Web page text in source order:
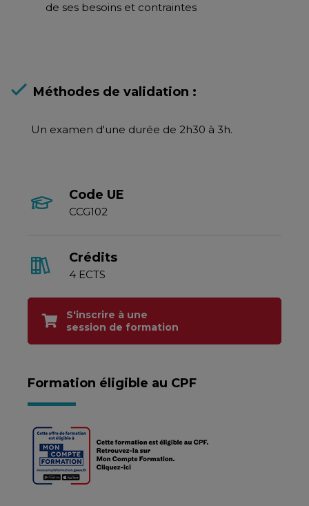
de ses besoins et contraintes
Méthodes de validation :
Un examen d'une durée de 2h30 à 3h.
Code UE
CCG102
Crédits
4 ECTS
S'inscrire à une
session de formation
Formation éligible au CPF